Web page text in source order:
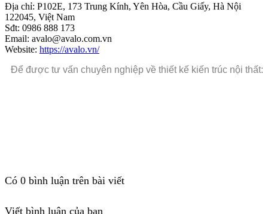
Địa chỉ: P102E, 173 Trung Kính, Yên Hòa, Cầu Giấy, Hà Nội
122045, Việt Nam
Sđt: 0986 888 173
Email: avalo@avalo.com.vn
Website: https://avalo.vn/
Để được tư vấn chuyên nghiệp về thiết kế kiến trúc nội thất:
Có 0 bình luận trên bài viết
Viết bình luận của bạn